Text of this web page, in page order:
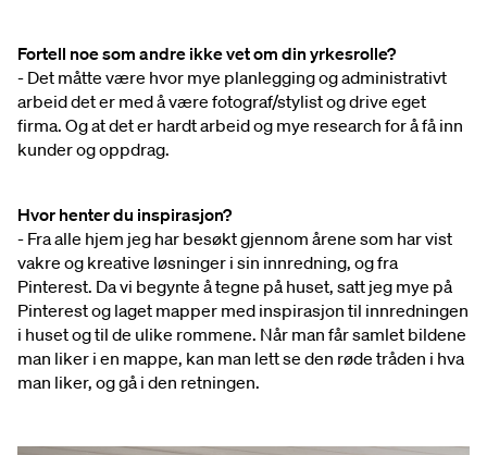
Fortell noe som andre ikke vet om din yrkesrolle?
- Det måtte være hvor mye planlegging og administrativt
arbeid det er med å være fotograf/stylist og drive eget
firma. Og at det er hardt arbeid og mye research for å få inn
kunder og oppdrag.
Hvor henter du inspirasjon?
- Fra alle hjem jeg har besøkt gjennom årene som har vist
vakre og kreative løsninger i sin innredning, og fra
Pinterest. Da vi begynte å tegne på huset, satt jeg mye på
Pinterest og laget mapper med inspirasjon til innredningen
i huset og til de ulike rommene. Når man får samlet bildene
man liker i en mappe, kan man lett se den røde tråden i hva
man liker, og gå i den retningen.